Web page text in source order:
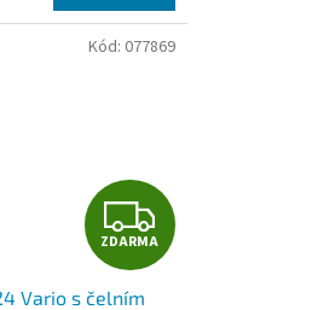
A
Z
D
ZDARMA
Vario s čelním
Kód: 077869